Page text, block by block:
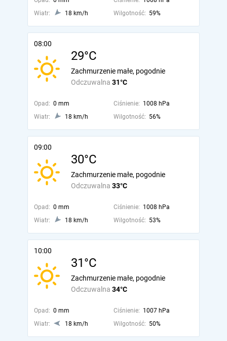
Wiatr:
18 km/h Wilgotność: 59%
08:00
29°C
Odczuwalna 31°C
Zachmurzenie małe, pogodnie
Opad: 0 mm Ciśnienie: 1008 hPa
Wiatr:
18 km/h Wilgotność: 56%
09:00
30°C
Odczuwalna 33°C
Zachmurzenie małe, pogodnie
Opad: 0 mm Ciśnienie: 1008 hPa
Wiatr:
18 km/h Wilgotność: 53%
10:00
31°C
Odczuwalna 34°C
Zachmurzenie małe, pogodnie
Opad: 0 mm Ciśnienie: 1007 hPa
Wiatr:
18 km/h Wilgotność: 50%